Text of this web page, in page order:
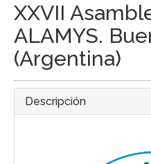
XXVII
ALAMYS.
(Argentina)
Descripción